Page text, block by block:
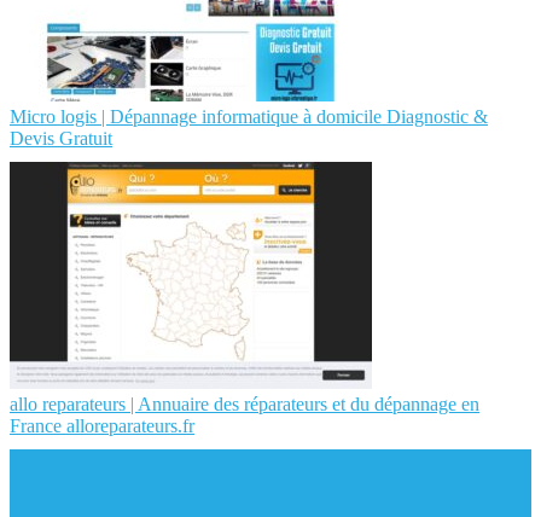
Micro logis | Dépannage infor­mati­que à domicile Diagnostic &
Devis Gratuit
allo reparateurs | Annuaire des réparateurs et du dépannage en
France alloreparateurs.fr